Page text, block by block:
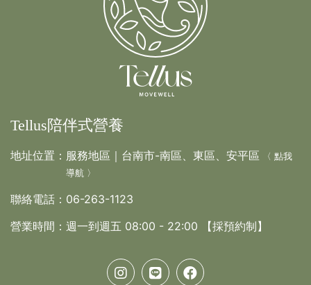
Tellus陪伴式營養
地址位置： 服務地區｜台南市-南區、東區、安平區 〈 點我
導航 〉
聯絡電話： 06-263-1123
營業時間： 週一到週五 08:00 - 22:00 【採預約制】